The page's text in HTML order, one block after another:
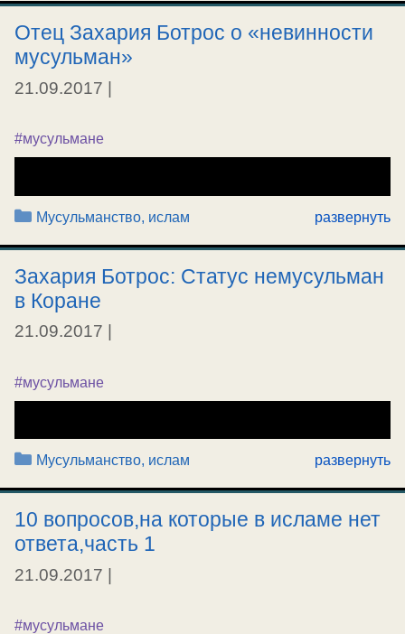
Отец Захария Ботрос о «невинности
мусульман»
21.09.2017 |
#мусульмане
Рубрики
Мусульманство, ислам развернуть
Захария Ботрос: Статус немусульман
в Коране
21.09.2017
#мусульмане
Рубрики
Мусульманство, ислам развернуть
10 вопросов,на которые в исламе нет
ответа,часть 1
21.09.2017
#мусульмане